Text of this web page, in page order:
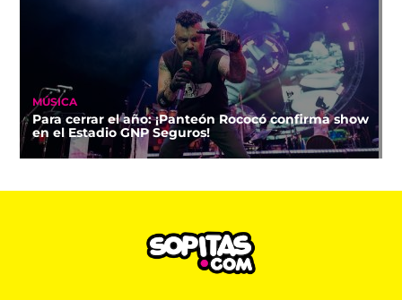
MÚSICA
Para cerrar el año: ¡Panteón Rococó confirma show
en el Estadio GNP Seguros!